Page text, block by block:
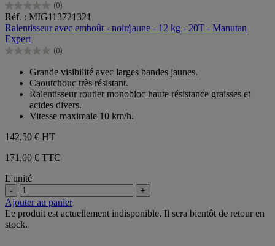
(0)
0.0
sur
5
étoiles.
Réf. : MIG113721321
Ralentisseur avec emboût - noir/jaune - 12 kg - 20T - Manutan
Expert
(0)
0.0
étoiles.
Grande visibilité avec larges bandes jaunes.
Caoutchouc très résistant.
Ralentisseur routier monobloc haute résistance graisses et
acides divers.
Vitesse maximale 10 km/h.
142,50 € HT
171,00 € TTC
L'unité
- +
Ajouter au panier
Le produit est actuellement indisponible. Il sera bientôt de retour en
stock.